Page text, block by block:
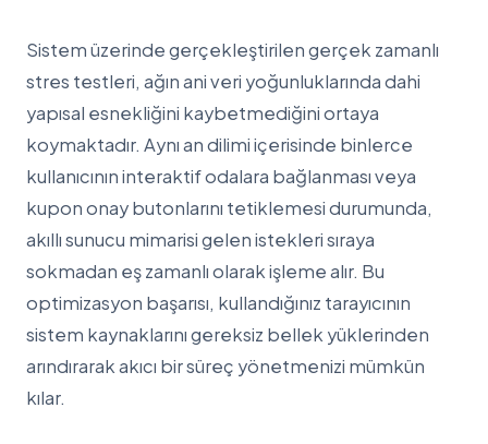
Sistem üzerinde gerçekleştirilen gerçek zamanlı
stres testleri, ağın ani veri yoğunluklarında dahi
yapısal esnekliğini kaybetmediğini ortaya
koymaktadır. Aynı an dilimi içerisinde binlerce
kullanıcının interaktif odalara bağlanması veya
kupon onay butonlarını tetiklemesi durumunda,
akıllı sunucu mimarisi gelen istekleri sıraya
sokmadan eş zamanlı olarak işleme alır. Bu
optimizasyon başarısı, kullandığınız tarayıcının
sistem kaynaklarını gereksiz bellek yüklerinden
arındırarak akıcı bir süreç yönetmenizi mümkün
kılar.